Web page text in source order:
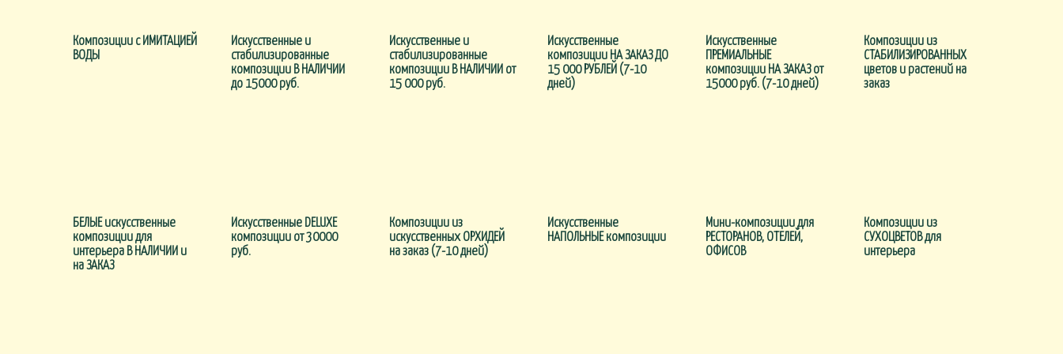
Композиции с ИМИТАЦИЕЙ
ВОДЫ
Искусственные и
стабилизированные
композиции В НАЛИЧИИ
до 15000 руб.
Искусственные и
стабилизированные
композиции В НАЛИЧИИ от
15 000 руб.
Искусственные
композиции НА ЗАКАЗ ДО
15 000 РУБЛЕЙ (7-10
дней)
Искусственные
ПРЕМИАЛЬНЫЕ
композиции НА ЗАКАЗ от
15000 руб. (7-10 дней)
Композиции из
СТАБИЛИЗИРОВАННЫХ
цветов и растений на
заказ
БЕЛЫЕ искусственные
композиции для
интерьера В НАЛИЧИИ и
на ЗАКАЗ
Искусственные DELUXE
композиции от 30000
руб.
Композиции из
искусственных ОРХИДЕЙ
на заказ (7-10 дней)
Искусственные
НАПОЛЬНЫЕ композиции
Мини-композиции для
РЕСТОРАНОВ, ОТЕЛЕЙ,
ОФИСОВ
Композиции из
СУХОЦВЕТОВ для
интерьера